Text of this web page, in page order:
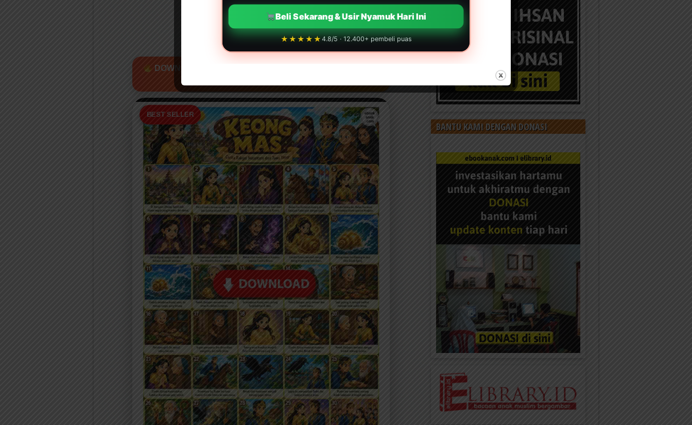
DOWNLOAD POSTER PDF PRINTABLE CERITA RAKYAT
BEST SELLER
BANTU KAMI DENGAN DONASI
Beli Sekarang & Usir Nyamuk Hari Ini
★★★★★4.8/5 · 12.400+ pembeli puas